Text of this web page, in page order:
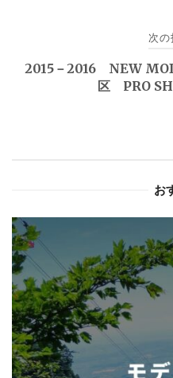
ゲ
次の
2015－2016 NEW
区 PRO
お